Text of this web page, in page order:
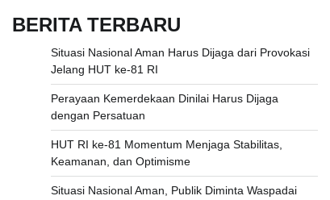
BERITA TERBARU
Situasi Nasional Aman Harus Dijaga dari Provokasi
Jelang HUT ke-81 RI
Perayaan Kemerdekaan Dinilai Harus Dijaga
dengan Persatuan
HUT RI ke-81 Momentum Menjaga Stabilitas,
Keamanan, dan Optimisme
Situasi Nasional Aman, Publik Diminta Waspadai